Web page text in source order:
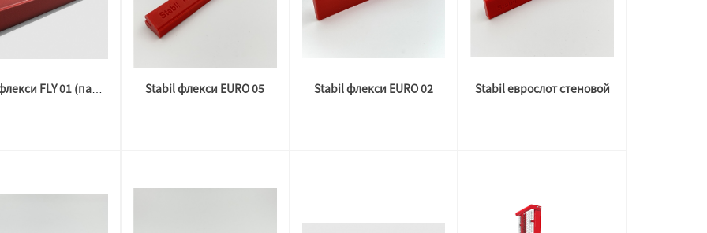
Stabil флекси EURO 05 Stabil флекси EURO 02 Stabil еврослот стеновой